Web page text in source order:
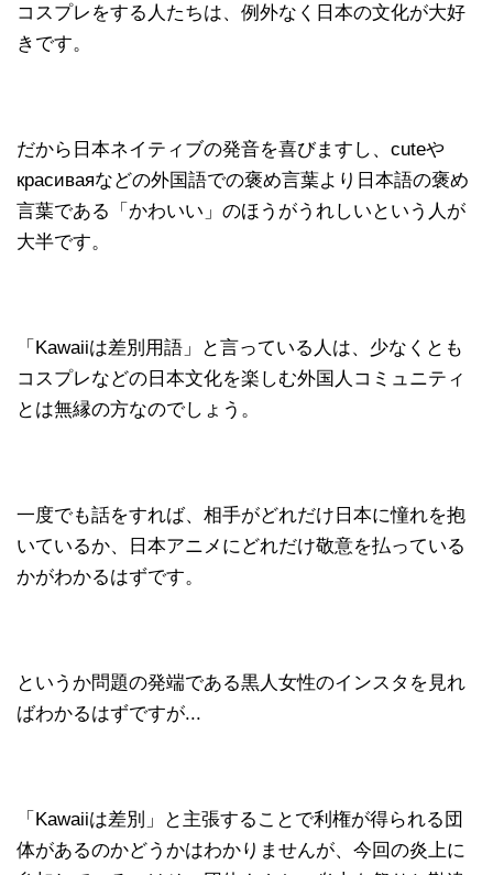
コスプレをする人たちは、例外なく日本の文化が大好
きです。
だから日本ネイティブの発音を喜びますし、cuteや
красиваяなどの外国語での褒め言葉より日本語の褒め
言葉である「かわいい」のほうがうれしいという人が
大半です。
「Kawaiiは差別用語」と言っている人は、少なくとも
コスプレなどの日本文化を楽しむ外国人コミュニティ
とは無縁の方なのでしょう。
一度でも話をすれば、相手がどれだけ日本に憧れを抱
いているか、日本アニメにどれだけ敬意を払っている
かがわかるはずです。
というか問題の発端である黒人女性のインスタを見れ
ばわかるはずですが...
「Kawaiiは差別」と主張することで利権が得られる団
体があるのかどうかはわかりませんが、今回の炎上に